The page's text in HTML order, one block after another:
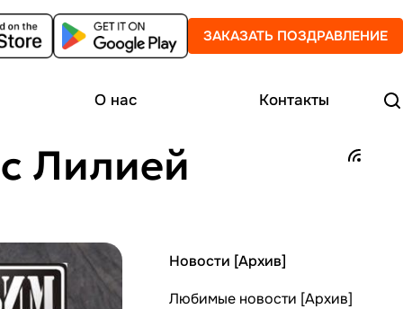
ЗАКАЗАТЬ ПОЗДРАВЛЕНИЕ
О нас Контакты
Лилией
Новости [Архив]
Любимые новости [Архив]